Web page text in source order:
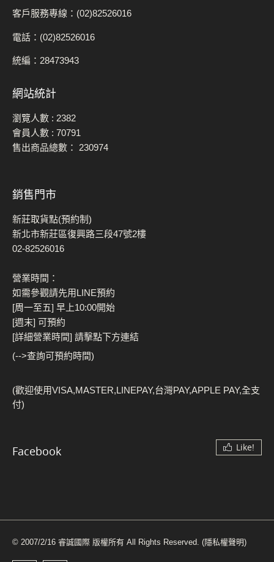
客戶服務專線：(02)82526016
電話：(02)82526016
統編：28473943
網站統計
瀏覽人數 : 2382
會員人數 : 70791
售出商品總數： 230974
銷售門市
新莊取貨點(預約制)
新北市新莊區復興路三段47號2樓
02-82526016
營業時間：
如需參觀請先用LINE預約
[周一至五] 早上10:00開始
[週末] 可預約
[詳細營業時間] 請擊點下方連結
(-->查詢可預約時間)
(歡迎使用VISA,MASTER,LINEPAY,台灣PAY,APPLE PAY,全支
付)
Facebook Like!
© 2007/2/16 睿誠國際 版權所有 All Rights Reserved. (隱私權聲明)